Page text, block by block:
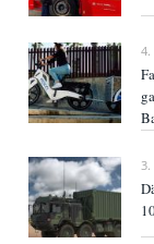
4.
3.